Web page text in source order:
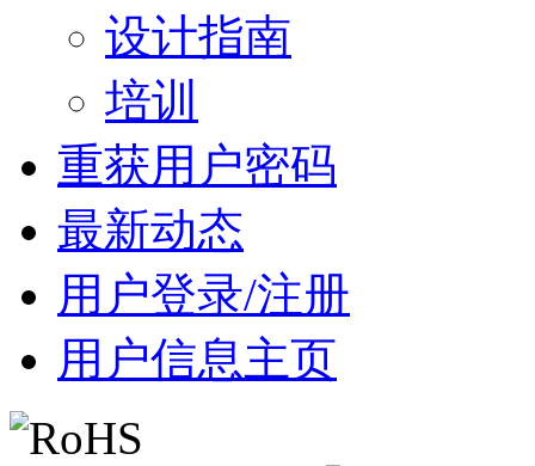
设计指南
培训
重获用户密码
最新动态
用户登录/注册
用户信息主页